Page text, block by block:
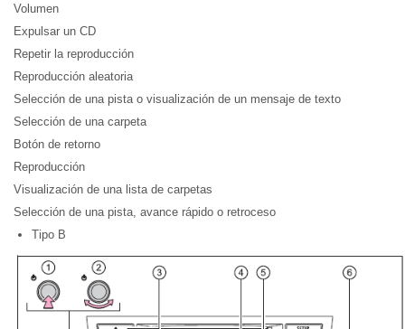
Volumen
Expulsar un CD
Repetir la reproducción
Reproducción aleatoria
Selección de una pista o visualización de un mensaje de texto
Selección de una carpeta
Botón de retorno
Reproducción
Visualización de una lista de carpetas
Selección de una pista, avance rápido o retroceso
Tipo B